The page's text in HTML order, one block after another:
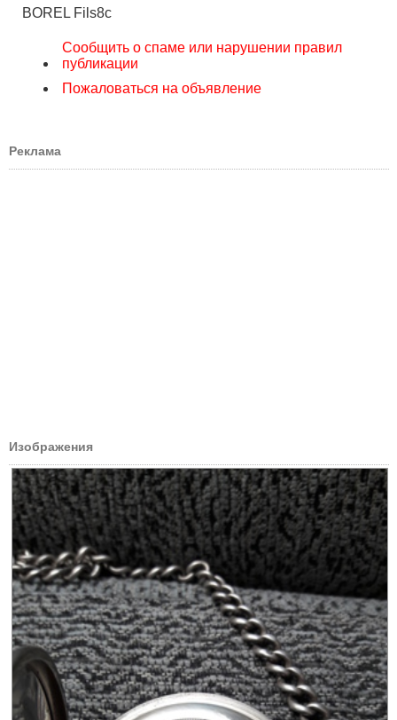
BOREL Fils8c
Сообщить о спаме или нарушении правил
публикации
Пожаловаться на объявление
Реклама
Изображения